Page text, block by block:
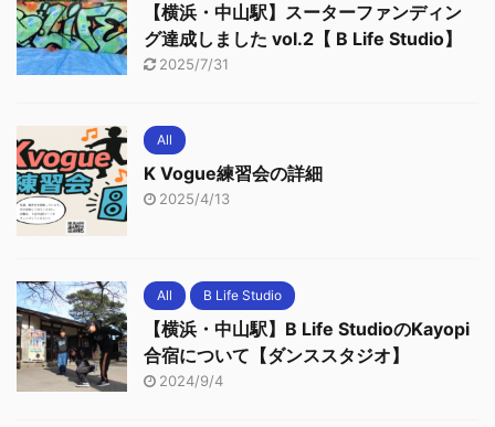
【横浜・中山駅】スーターファンディン
グ達成しました vol.2【 B Life Studio】
2025/7/31
All
K Vogue練習会の詳細
2025/4/13
All B Life Studio
【横浜・中山駅】B Life StudioのKayopi
合宿について【ダンススタジオ】
2024/9/4